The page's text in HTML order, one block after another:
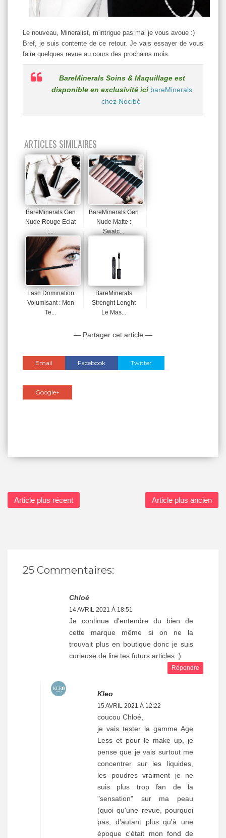
Le nouveau, Mineralist, m'intrigue pas mal je vous avoue :)
Bref, je suis contente de ce retour. Je vais essayer de vous
faire quelques revue au cours des prochains mois.
BareMinerals Soins & Maquillage est
disponible en exclusivité ici bareMinerals
chez Nocibé
ARTICLES SIMILAIRES
BareMinerals Gen
Nude Rouge Eclat
:...
BareMinerals Gen
Nude Matte :
Swatc...
Lash Domination
Volumisant : Mon
Te...
BareMinerals
Strenght Lenght
Le Mas...
— Partager cet article —
Email Facebook Twitter
Google+
Article plus récent Article plus ancien
25 Commentaires:
Chloé
14 AVRIL 2021 À 18:51
Je continue d'entendre du bien de
cette marque même si on ne la
trouvait plus en boutique donc je suis
curieuse de lire tes futurs articles :)
Répondre
Kleo
15 AVRIL 2021 À 12:22
coucou Chloé,
je vais tester la gamme Age
Less et pour le make up, je
pense que je vais surtout me
concentrer sur les liquides,
les poudres vraiment je ne
suis plus trop fan de la
"sensation" sur ma peau
(quoi qu'une revue, pourquoi
pas, d'autant plus qu'à une
époque c'était mon fond de